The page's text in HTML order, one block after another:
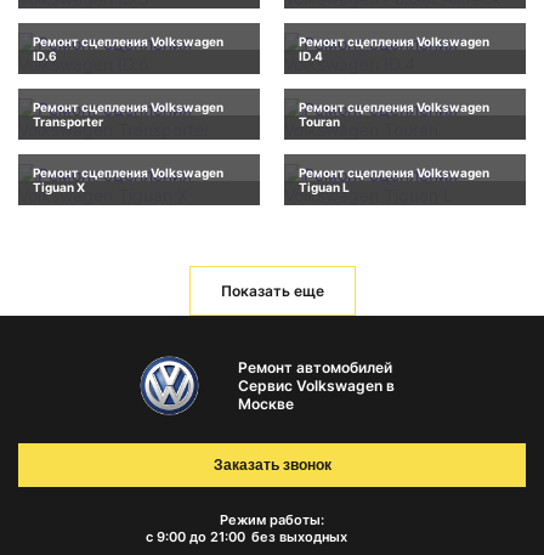
Ремонт сцепления Volkswagen
ID.6
Ремонт сцепления Volkswagen
ID.4
Ремонт сцепления Volkswagen
Transporter
Ремонт сцепления Volkswagen
Touran
Ремонт сцепления Volkswagen
Tiguan X
Ремонт сцепления Volkswagen
Tiguan L
Показать еще
Ремонт автомобилей
Сервис Volkswagen в
Москве
Режим работы:
с 9:00 до 21:00 без выходных
Заказать звонок